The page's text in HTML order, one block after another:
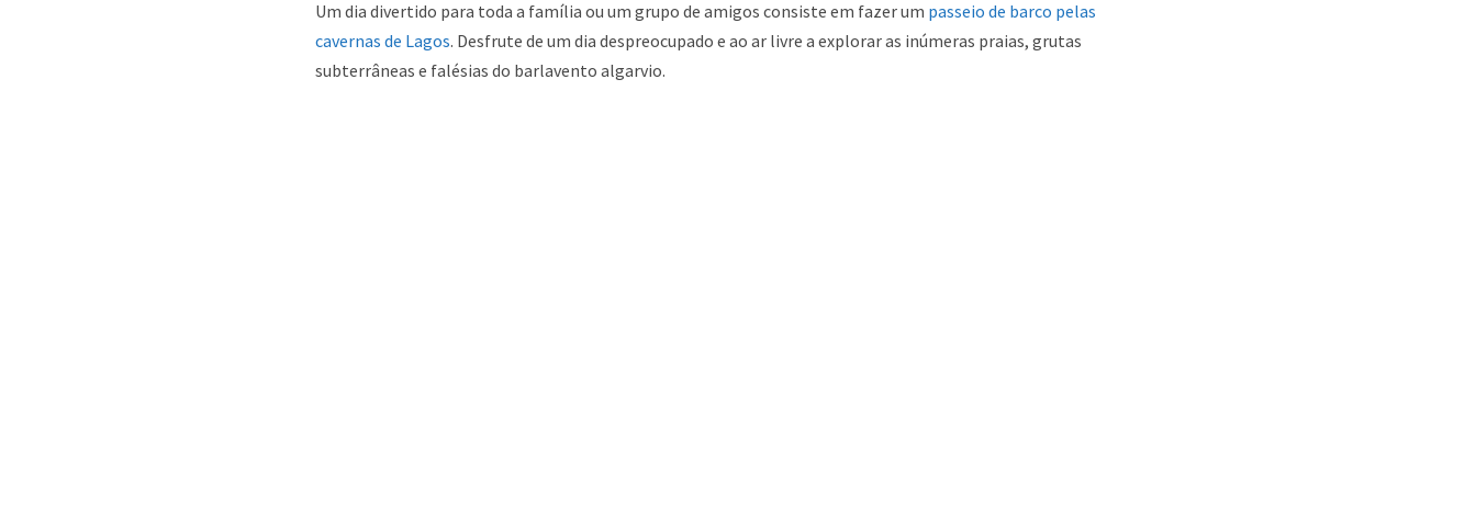
Um dia divertido para toda a família ou um grupo de amigos consiste em fazer um passeio de barco pelas
cavernas de Lagos. Desfrute de um dia despreocupado e ao ar livre a explorar as inúmeras praias, grutas
subterrâneas e falésias do barlavento algarvio.